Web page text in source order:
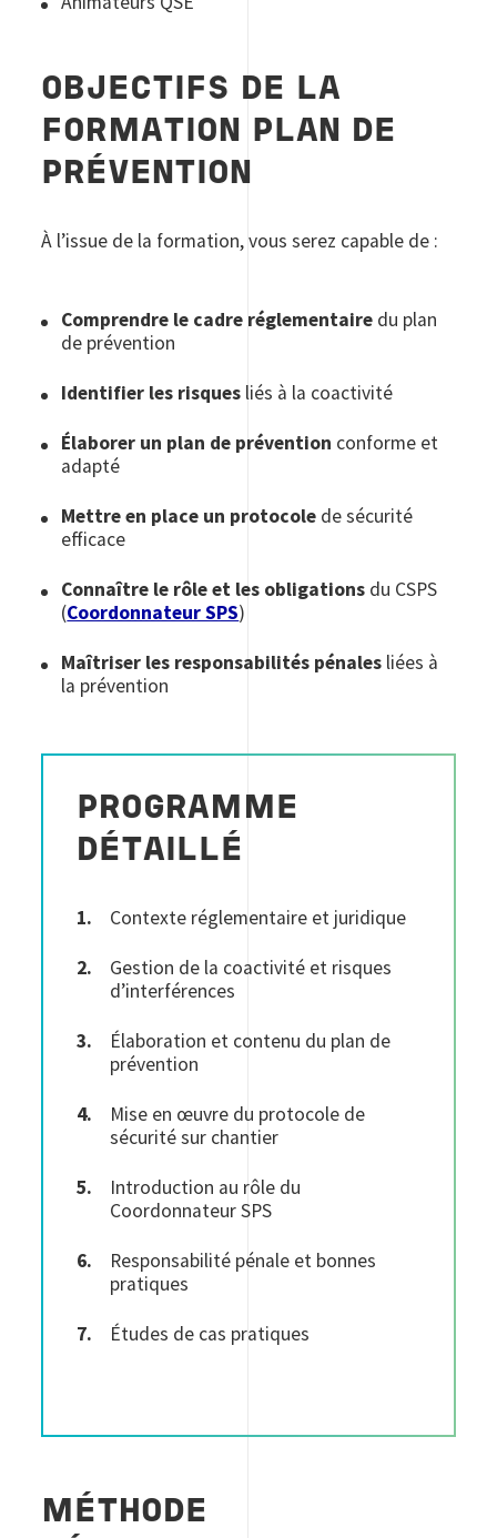
OBJECTIFS DE LA
FORMATION PLAN DE
PRÉVENTION
À l’issue de la formation, vous serez capable de :
Comprendre le cadre réglementaire du plan
de prévention
Identifier les risques liés à la coactivité
Élaborer un plan de prévention conforme et
adapté
Mettre en place un protocole de sécurité
efficace
Connaître le rôle et les obligations du CSPS
(Coordonnateur SPS)
Maîtriser les responsabilités pénales liées à
la prévention
PROGRAMME
DÉTAILLÉ
Contexte réglementaire et juridique
Gestion de la coactivité et risques
d’interférences
Élaboration et contenu du plan de
prévention
Mise en œuvre du protocole de
sécurité sur chantier
Introduction au rôle du
Coordonnateur SPS
Responsabilité pénale et bonnes
pratiques
Études de cas pratiques
MÉTHODE